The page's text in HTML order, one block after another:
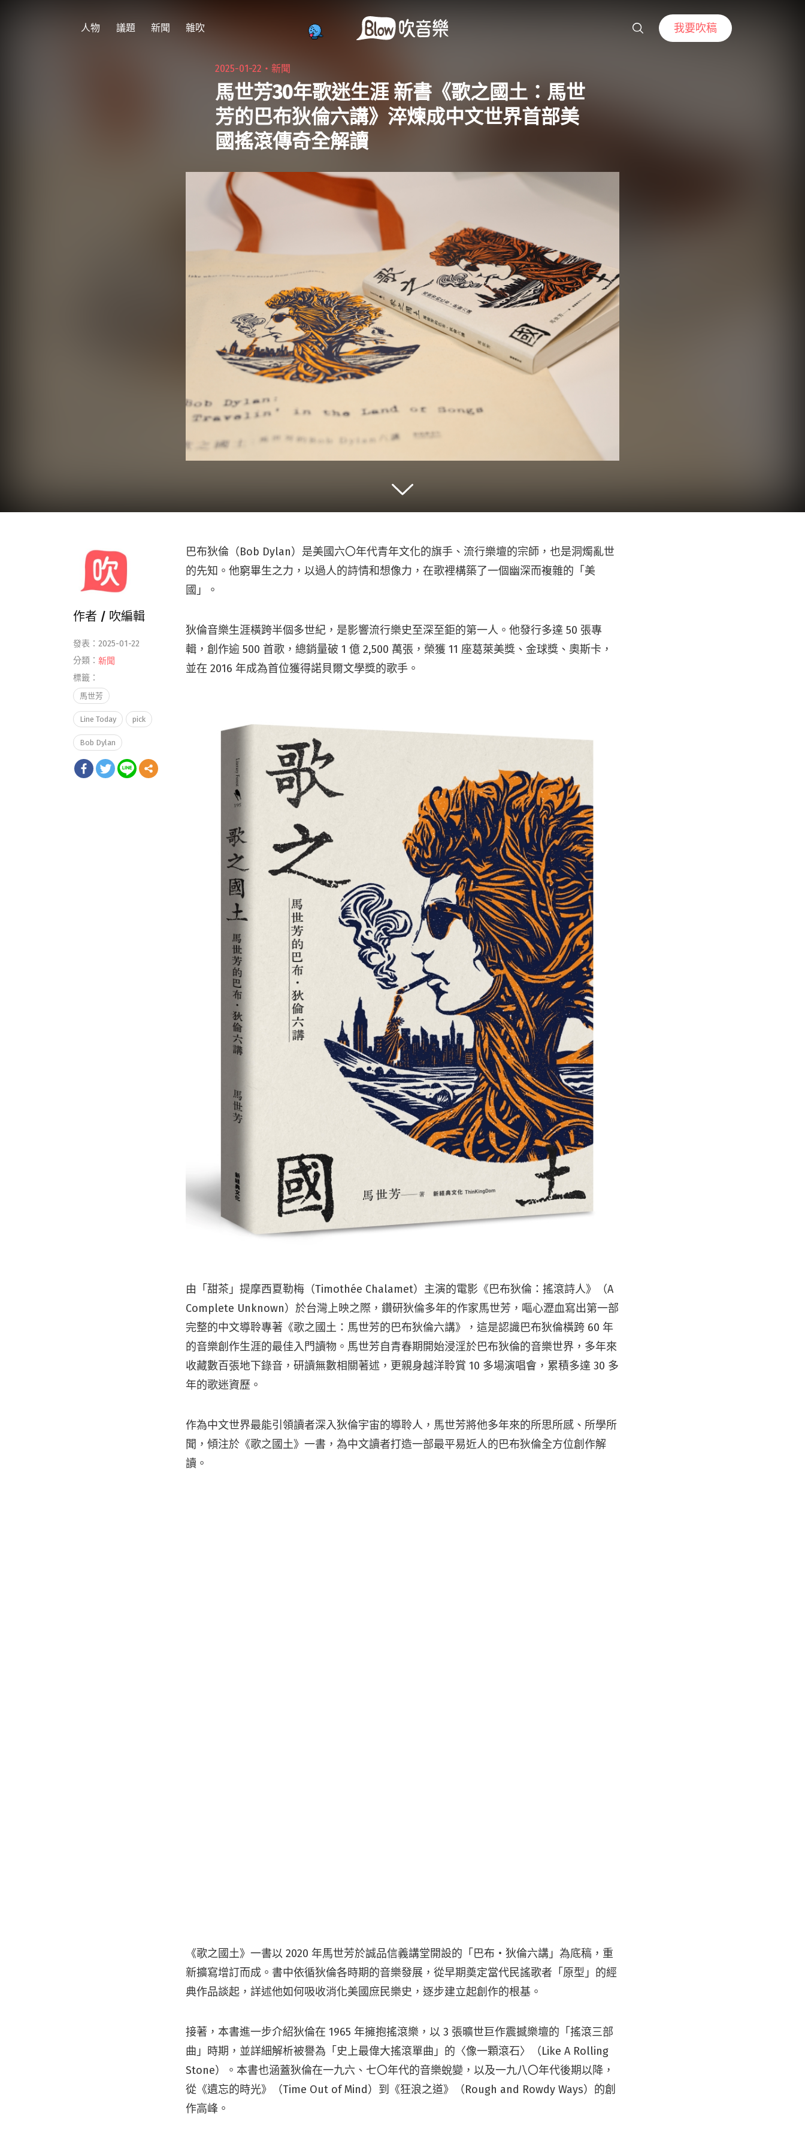
人物 議題 新聞 雜吹 我要吹稿
2025-01-22・新聞
馬世芳30年歌迷生涯 新書《歌之國土：馬世
芳的巴布狄倫六講》淬煉成中文世界首部美
國搖滾傳奇全解讀
巴布狄倫（Bob Dylan）是美國六〇年代青年文化的旗手、流行樂壇的宗師，也是洞燭亂世
的先知。他窮畢生之力，以過人的詩情和想像力，在歌裡構築了一個幽深而複雜的「美
國」。
狄倫音樂生涯橫跨半個多世紀，是影響流行樂史至深至鉅的第一人。他發行多達 50 張專
輯，創作逾 500 首歌，總銷量破 1 億 2,500 萬張，榮獲 11 座葛萊美獎、金球獎、奧斯卡，
並在 2016 年成為首位獲得諾貝爾文學獎的歌手。
由「甜茶」提摩西夏勒梅（Timothée Chalamet）主演的電影《巴布狄倫：搖滾詩人》（A
Complete Unknown）於台灣上映之際，鑽研狄倫多年的作家馬世芳，嘔心瀝血寫出第一部
完整的中文導聆專著《歌之國土：馬世芳的巴布狄倫六講》，這是認識巴布狄倫橫跨 60 年
的音樂創作生涯的最佳入門讀物。馬世芳自青春期開始浸淫於巴布狄倫的音樂世界，多年來
收藏數百張地下錄音，研讀無數相關著述，更親身越洋聆賞 10 多場演唱會，累積多達 30 多
年的歌迷資歷。
作為中文世界最能引領讀者深入狄倫宇宙的導聆人，馬世芳將他多年來的所思所感、所學所
聞，傾注於《歌之國土》一書，為中文讀者打造一部最平易近人的巴布狄倫全方位創作解
讀。
《歌之國土》一書以 2020 年馬世芳於誠品信義講堂開設的「巴布‧狄倫六講」為底稿，重
新擴寫增訂而成。書中依循狄倫各時期的音樂發展，從早期奠定當代民謠歌者「原型」的經
典作品談起，詳述他如何吸收消化美國庶民樂史，逐步建立起創作的根基。
接著，本書進一步介紹狄倫在 1965 年擁抱搖滾樂，以 3 張曠世巨作震撼樂壇的「搖滾三部
曲」時期，並詳細解析被譽為「史上最偉大搖滾單曲」的〈像一顆滾石〉（Like A Rolling
Stone）。本書也涵蓋狄倫在一九六、七〇年代的音樂蛻變，以及一九八〇年代後期以降，
從《遺忘的時光》（Time Out of Mind）到《狂浪之道》（Rough and Rowdy Ways）的創
作高峰。
作者 / 吹編輯
發表：2025-01-22
分類： 新聞
標籤：
馬世芳
Line Today pick
Bob Dylan